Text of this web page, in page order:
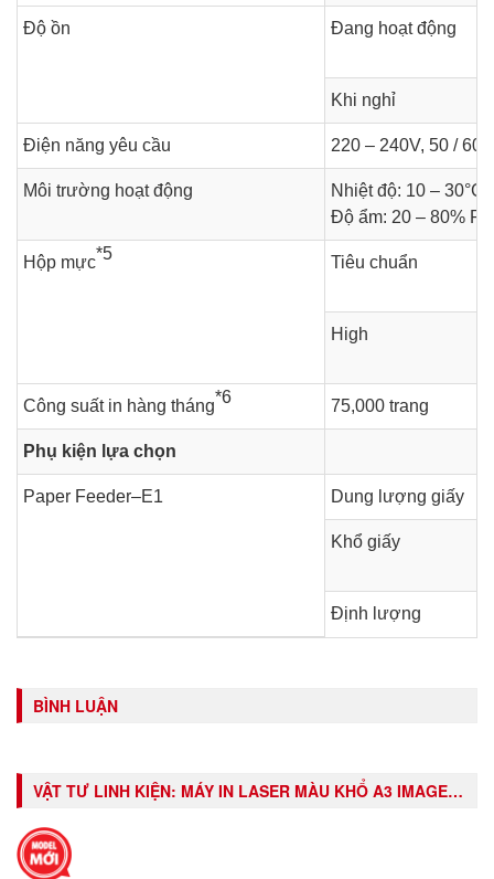
Độ ồn Đang hoạt động
Khi nghỉ
Điện năng yêu cầu 220 – 240V, 50 /
Môi trường hoạt động
Nhiệt độ: 10 – 30°C
Độ ẩm: 20 – 80%
Hộp mực*5 Tiêu chuẩn
High
Công suất in hàng tháng*6 75,000 trang
Phụ kiện lựa chọn
Paper Feeder–E1 Dung lượng giấy
Khổ giấy
Định lượng
BÌNH LUẬN
VẬT TƯ LINH KIỆN: MÁY IN LASER MÀU KHỔ A3 IMAGECLASS LBP841CDN